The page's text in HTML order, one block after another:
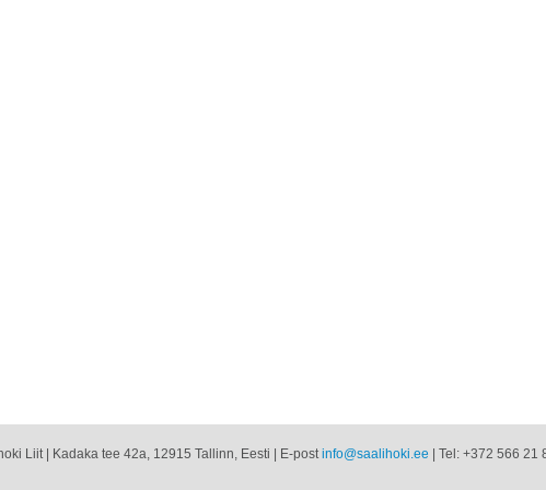
Liit | Kadaka tee 42a, 12915 Tallinn, Eesti | E-postinfo@saalihoki.ee | Tel: +372 566 21